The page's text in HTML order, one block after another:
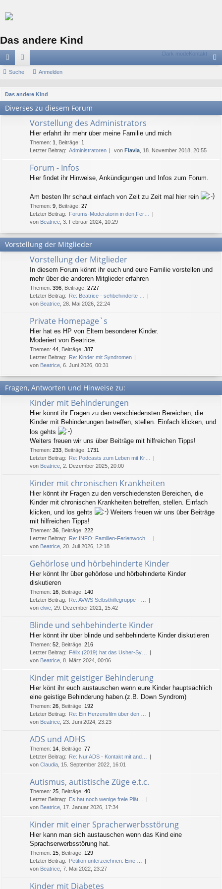
Das andere Kind
ch
llz
ug
or
Dark modeKontakt
el
de
Suche Anmelden
Das andere Kind
c
Diverses zu diesem Forum
Vorstellung des Administrators
Hier erfahrt ihr mehr über meine Familie und mich
Themen: 1 Beiträge: 1
Letzter Beitrag: Administratoren von Flavia , 18. November 2018, 20:55
Forum - Infos
Hier findet ihr Hinweise, Ankündigungen und Infos zum Forum.
Am besten Ihr schaut einfach von Zeit zu Zeit mal hier rein
Themen: 9 Beiträge: 27
Letzter Beitrag: Forums-Moderatorin in den Fer…
von Beatrice , 3. Februar 2024, 10:29
Vorstellung der Mitglieder
Vorstellung der Mitglieder
In diesem Forum könnt ihr euch und eure Familie vorstellen und
mehr über die anderen Mitglieder erfahren
Themen: 396 Beiträge: 2727
Letzter Beitrag: Re: Beatrice - sehbehinderte …
von Beatrice , 28. Mai 2026, 22:24
Private Homepage`s
Hier hat es HP von Eltern besonderer Kinder.
Moderiert von Beatrice.
Themen: 44 Beiträge: 387
Letzter Beitrag: Re: Kinder mit Syndromen
von Beatrice , 6. Juni 2026, 00:31
Fragen, Antworten und Hinweise zu:
Kinder mit Behinderungen
Hier könnt ihr Fragen zu den verschiedensten Bereichen, die
Kinder mit Behinderungen betreffen, stellen. Einfach klicken, und
los gehts
Weiters freuen wir uns über Beiträge mit hilfreichen Tipps!
Themen: 233 Beiträge: 1731
Letzter Beitrag: Re: Podcasts zum Leben mit Kr…
von Beatrice , 2. Dezember 2025, 20:00
Kinder mit chronischen Krankheiten
Hier könnt ihr Fragen zu den verschiedensten Bereichen, die
Kinder mit chronischen Krankheiten betreffen, stellen. Einfach
klicken, und los gehts
Weiters freuen wir uns über Beiträge
mit hilfreichen Tipps!
Themen: 36 Beiträge: 222
Letzter Beitrag: Re: INFO: Familien-Ferienwoch…
von Beatrice , 20. Juli 2026, 12:18
Gehörlose und hörbehinderte Kinder
Hier könnt Ihr über gehörlose und hörbehinderte Kinder
diskutieren
Themen: 16 Beiträge: 140
Letzter Beitrag: Re: AVWS Selbsthilfegruppe - …
von elwe , 29. Dezember 2021, 15:42
Blinde und sehbehinderte Kinder
Hier könnt ihr über blinde und sehbehinderte Kinder diskutieren
Themen: 52 Beiträge: 216
Letzter Beitrag: Félix (2019) hat das Usher-Sy…
von Beatrice , 8. März 2024, 00:06
Kinder mit geistiger Behinderung
Hier könt ihr euch austauschen wenn eure Kinder hauptsächlich
eine geistige Behinderung haben.(z.B. Down Syndrom)
Themen: 26 Beiträge: 192
Letzter Beitrag: Re: Ein Herzensfilm über den …
von Beatrice , 23. Juni 2024, 23:23
ADS und ADHS
Themen: 14 Beiträge: 77
Letzter Beitrag: Re: Nur ADS - Kontakt mit and…
von Claudia , 15. September 2022, 16:01
Autismus, autistische Züge e.t.c.
Themen: 25 Beiträge: 40
Letzter Beitrag: Es hat noch wenige freie Plät…
von Beatrice , 17. Januar 2026, 17:34
Kinder mit einer Spracherwerbsstörung
Hier kann man sich austauschen wenn das Kind eine
Sprachserwerbsstörung hat.
Themen: 15 Beiträge: 129
Letzter Beitrag: Petition unterzeichnen: Eine …
von Beatrice , 7. Mai 2022, 23:27
Kinder mit Diabetes